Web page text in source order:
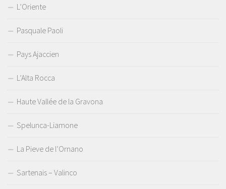
L’Oriente
Pasquale Paoli
Pays Ajaccien
L’Alta Rocca
Haute Vallée de la Gravona
Spelunca-Liamone
La Pieve de l’Ornano
Sartenais – Valinco